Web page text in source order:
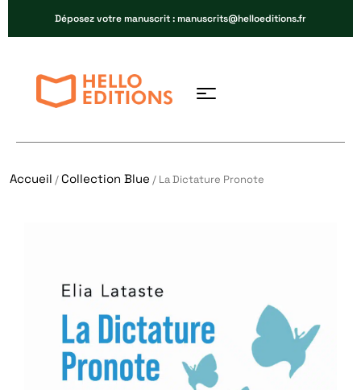
Déposez votre manuscrit : manuscrits@helloeditions.fr
Accueil /Collection Blue / La Dictature Pronote